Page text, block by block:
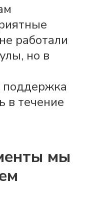
работали
но в
в течение
мы